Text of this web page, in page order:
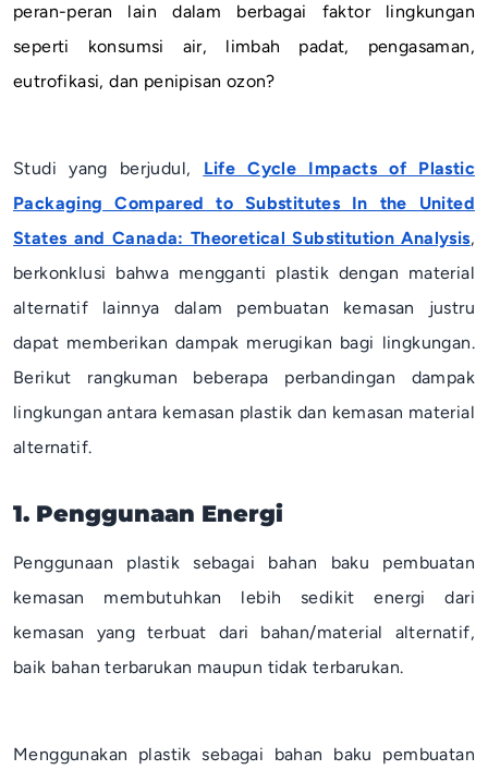
peran-peran lain dalam berbagai faktor lingkungan
seperti konsumsi air, limbah padat, pengasaman,
eutrofikasi, dan penipisan ozon?
Studi yang berjudul, Life Cycle Impacts of Plastic
Packaging Compared to Substitutes In the United
States and Canada: Theoretical Substitution Analysis,
berkonklusi bahwa mengganti plastik dengan material
alternatif lainnya dalam pembuatan kemasan justru
dapat memberikan dampak merugikan bagi lingkungan.
Berikut rangkuman beberapa perbandingan dampak
lingkungan antara kemasan plastik dan kemasan material
alternatif.
1. Penggunaan Energi
Penggunaan plastik sebagai bahan baku pembuatan
kemasan membutuhkan lebih sedikit energi dari
kemasan yang terbuat dari bahan/material alternatif,
baik bahan terbarukan maupun tidak terbarukan.
Menggunakan plastik sebagai bahan baku pembuatan